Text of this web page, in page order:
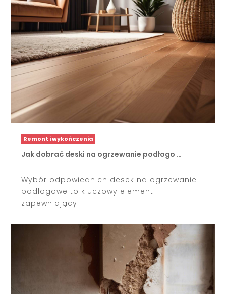
Remont i wykończenia
Jak dobrać deski na ogrzewanie podłogo …
Wybór odpowiednich desek na ogrzewanie
podłogowe to kluczowy element
zapewniający...